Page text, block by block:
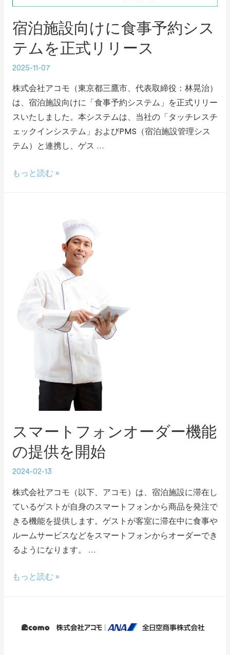
宿泊施設向けに食事予約シス
テムを正式リリース
2025-11-07
株式会社アコモ（東京都三鷹市、代表取締役：林晃治）
は、宿泊施設向けに「食事予約システム」を正式リリー
スいたしました。本システムは、当社の「タッチレスチ
ェックインシステム」およびPMS（宿泊施設管理シス
テム）と連携し、ゲス …
もっと読む »
スマートフォンオーダー機能
の提供を開始
2024-02-13
株式会社アコモ（以下、アコモ）は、宿泊施設に滞在し
ているゲストが自身のスマートフォンから商品を発注で
きる機能を提供します。ゲストが客室に滞在中に食事や
ルームサービスなどをスマートフォンからオーダーでき
るようになります。 …
もっと読む »